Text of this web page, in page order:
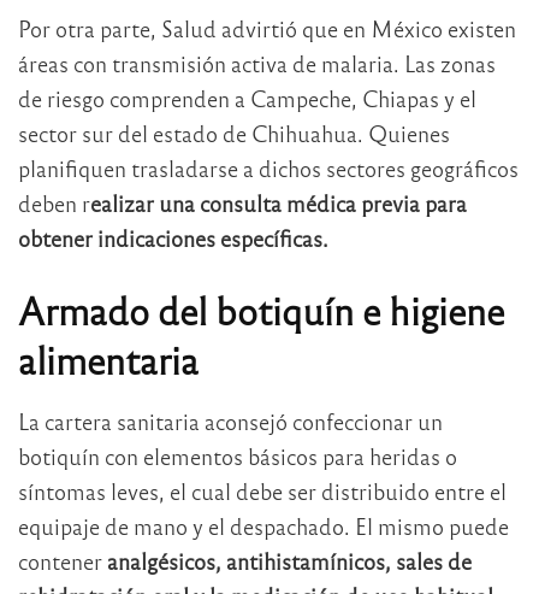
Por otra parte, Salud advirtió que en México existen
áreas con transmisión activa de malaria. Las zonas
de riesgo comprenden a Campeche, Chiapas y el
sector sur del estado de Chihuahua. Quienes
planifiquen trasladarse a dichos sectores geográficos
deben realizar una consulta médica previa para
obtener indicaciones específicas.
Armado del botiquín e higiene
alimentaria
La cartera sanitaria aconsejó confeccionar un
botiquín con elementos básicos para heridas o
síntomas leves, el cual debe ser distribuido entre el
equipaje de mano y el despachado. El mismo puede
contener analgésicos, antihistamínicos, sales de